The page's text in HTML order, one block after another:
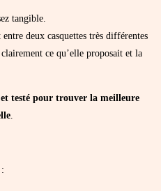
tangible.
deux casquettes très différentes
ce qu’elle proposait et la
testé pour trouver la meilleure
.